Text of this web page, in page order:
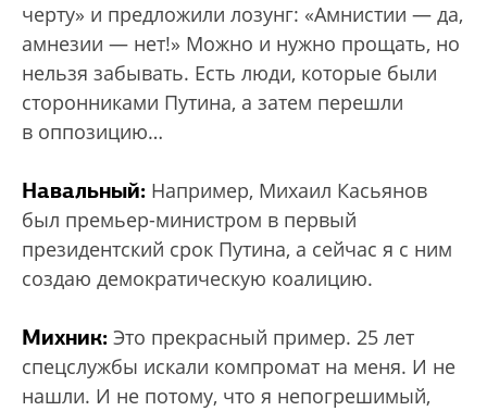
черту» и предложили лозунг: «Амнистии — да,
амнезии — нет!» Можно и нужно прощать, но
нельзя забывать. Есть люди, которые были
сторонниками Путина, а затем перешли
в оппозицию…
Навальный: Например, Михаил Касьянов
был премьер-министром в первый
президентский срок Путина, а сейчас я с ним
создаю демократическую коалицию.
Михник: Это прекрасный пример. 25 лет
спецслужбы искали компромат на меня. И не
нашли. И не потому, что я непогрешимый,